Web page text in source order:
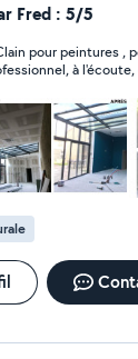
travail bien fait
, pose
façade . Mon
mesure et dans
aux besoins de
a Bâti Clain
Fred : 5/5
pour peintures ,
à l'écoute,
moindre détail.